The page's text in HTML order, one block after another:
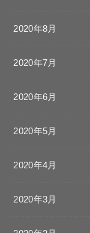
2020年8月
2020年7月
2020年6月
2020年5月
2020年4月
2020年3月